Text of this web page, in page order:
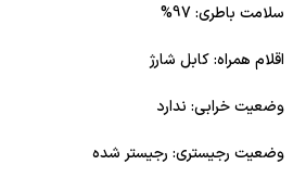
سلامت باطری: 97%
اقلام همراه: کابل شارژ
وضعیت خرابی: ندارد
وضعیت رجیستری: رجیستر شده